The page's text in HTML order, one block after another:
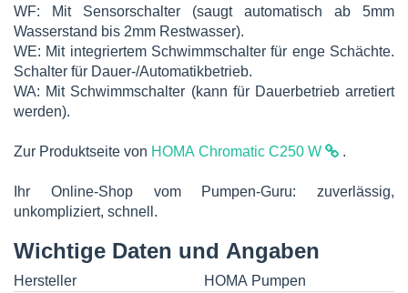
WF: Mit Sensorschalter (saugt automatisch ab 5mm
Wasserstand bis 2mm Restwasser).
WE: Mit integriertem Schwimmschalter für enge Schächte.
Schalter für Dauer-/Automatikbetrieb.
WA: Mit Schwimmschalter (kann für Dauerbetrieb arretiert
werden).
Zur Produktseite von HOMA Chromatic C250 W .
Ihr Online-Shop vom Pumpen-Guru: zuverlässig,
unkompliziert, schnell.
Wichtige Daten und Angaben
Hersteller HOMA Pumpen